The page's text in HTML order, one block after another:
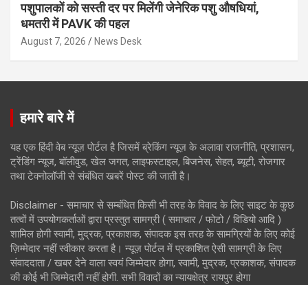
पशुपालकों को सस्ती दर पर मिलेंगी जेनेरिक पशु औषधियां,
धमतरी में PAVK की पहल
August 7, 2026 News Desk
हमारे बारे में
यह एक हिंदी वेब न्यूज़ पोर्टल है जिसमें ब्रेकिंग न्यूज़ के अलावा राजनीति, प्रशासन,
ट्रेंडिंग न्यूज, बॉलीवुड, खेल जगत, लाइफस्टाइल, बिजनेस, सेहत, ब्यूटी, रोजगार
तथा टेक्नोलॉजी से संबंधित खबरें पोस्ट की जाती है।
Disclaimer - समाचार से सम्बंधित किसी भी तरह के विवाद के लिए साइट के कुछ
तत्वों में उपयोगकर्ताओं द्वारा प्रस्तुत सामग्री ( समाचार / फोटो / विडियो आदि )
शामिल होगी स्वामी, मुद्रक, प्रकाशक, संपादक इस तरह के सामग्रियों के लिए कोई
ज़िम्मेदार नहीं स्वीकार करता है। न्यूज़ पोर्टल में प्रकाशित ऐसी सामग्री के लिए
संवाददाता / खबर देने वाला स्वयं जिम्मेदार होगा, स्वामी, मुद्रक, प्रकाशक, संपादक
की कोई भी जिम्मेदारी नहीं होगी. सभी विवादों का न्यायक्षेत्र रायपुर होगा